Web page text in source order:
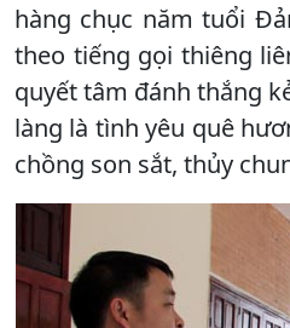
hàng chục năm tuổi
theo tiếng gọi thiêng
quyết tâm đánh thắng
làng là tình yêu quê
chồng son sắt, thủy